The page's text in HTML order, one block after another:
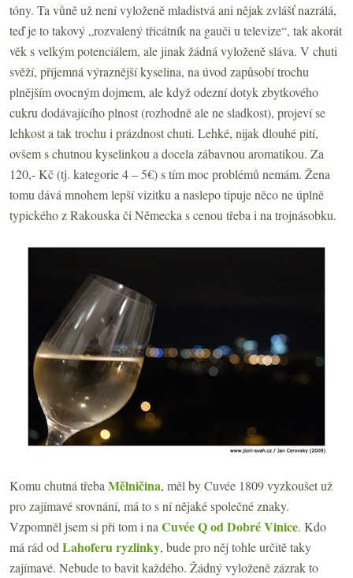
tóny. Ta vůně už není vyloženě mladistvá ani nějak zvlášť nazrálá,
teď je to takový „rozvalený třicátník na gauči u televize“, tak akorát
věk s velkým potenciálem, ale jinak žádná vyloženě sláva. V chuti
svěží, příjemná výraznější kyselina, na úvod zapůsobí trochu
plnějším ovocným dojmem, ale když odezní dotyk zbytkového
cukru dodávajícího plnost (rozhodně ale ne sladkost), projeví se
lehkost a tak trochu i prázdnost chuti. Lehké, nijak dlouhé pití,
ovšem s chutnou kyselinkou a docela zábavnou aromatikou. Za
120,- Kč (tj. kategorie 4 – 5€) s tím moc problémů nemám. Žena
tomu dává mnohem lepší vizitku a naslepo tipuje něco ne úplně
typického z Rakouska či Německa s cenou třeba i na trojnásobku.
Komu chutná třeba Mělničina, měl by Cuvée 1809 vyzkoušet už
pro zajímavé srovnání, má to s ní nějaké společné znaky.
Vzpomněl jsem si při tom i na Cuvée Q od Dobré Vinice. Kdo
má rád od Lahoferu ryzlinky, bude pro něj tohle určitě taky
zajímavé. Nebude to bavit každého. Žádný vyloženě zázrak to